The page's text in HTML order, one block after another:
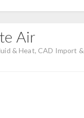
Air
& Heat, CAD Import